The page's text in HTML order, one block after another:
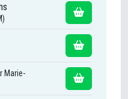
Marie-